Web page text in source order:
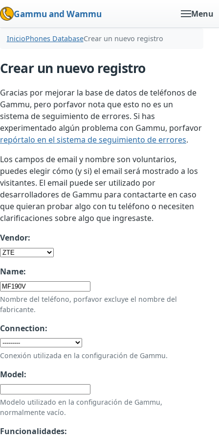
Gammu and Wammu Menu
InicioPhones DatabaseCrear un nuevo registro
Crear un nuevo registro
Gracias por mejorar la base de datos de teléfonos de
Gammu, pero porfavor nota que esto no es un
sistema de seguimiento de errores. Si has
experimentado algún problema con Gammu, porfavor
repórtalo en el sistema de seguimiento de errores.
Los campos de email y nombre son voluntarios,
puedes elegir cómo (y si) el email será mostrado a los
visitantes. El email puede ser utilizado por
desarrolladores de Gammu para contactarte en caso
que quieran probar algo con tu teléfono o necesiten
clarificaciones sobre algo que ingresaste.
Vendor:
Name:
Nombre del teléfono, porfavor excluye el nombre del
fabricante.
Connection:
Conexión utilizada en la configuración de Gammu.
Model:
Modelo utilizado en la configuración de Gammu,
normalmente vacío.
Funcionalidades: